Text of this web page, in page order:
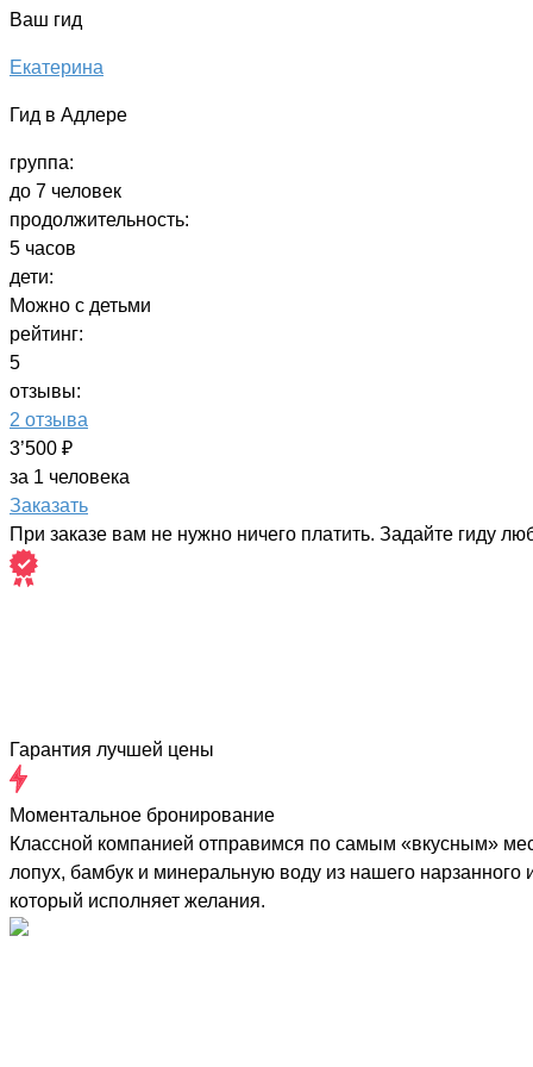
Ваш гид
Екатерина
Гид в Адлере
группа:
до 7 человек
продолжительность:
5 часов
дети:
Можно с детьми
рейтинг:
5
отзывы:
2 отзыва
3’500 ₽
за 1 человека
Заказать
При заказе вам не нужно ничего платить. Задайте гиду
Гарантия лучшей цены
Моментальное бронирование
Классной компанией отправимся по самым «вкусным»
лопух, бамбук и минеральную воду из нашего
который исполняет желания.